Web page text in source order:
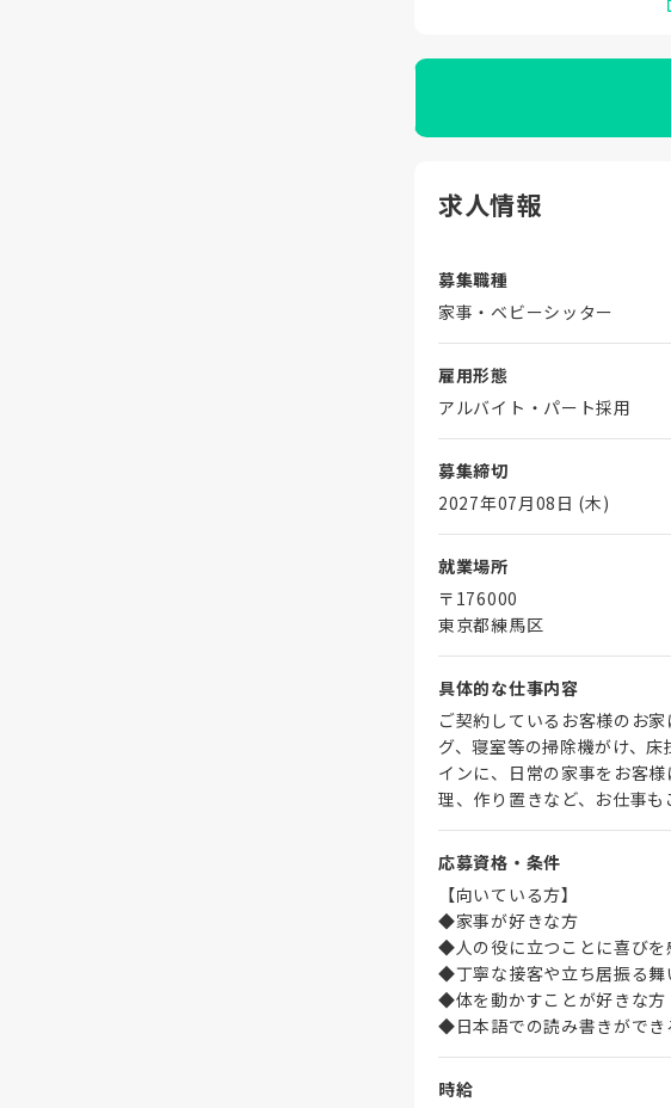
求人情報
募集職種
家事・ベビーシッター
雇用形態
アルバイト・パート採用
募集締切
2027年07月08日 (木)
就業場所
〒176000
東京都練馬区
具体的な仕事内容
ご契約しているお客様のお
グ、寝室等の掃除機がけ、
インに、日常の家事をお客
理、作り置きなど、お仕事も
応募資格・条件
【向いている方】
◆家事が好きな方
◆人の役に立つことに喜びを
◆丁寧な接客や立ち居振る舞
◆体を動かすことが好きな方
◆日本語での読み書きができ
時給